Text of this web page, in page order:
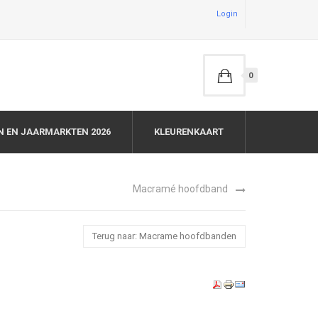
Login
0
EN JAARMARKTEN 2026 KLEURENKAART
Macramé hoofdband
Terug naar: Macrame hoofdbanden